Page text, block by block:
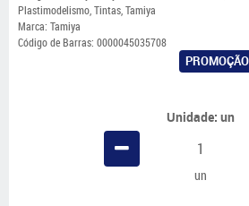
Plastimodelismo,Tintas,Tamiya
Marca: Tamiya
Código de Barras: 0000045035708
PROMOÇÃO
Unidade: un
un